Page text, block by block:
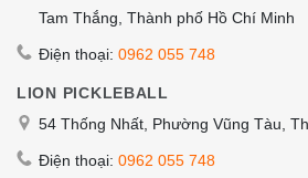
Tam Thắng, Thành phố Hồ Chí Minh
Điện thoại: 0962 055 748
LION PICKLEBALL
54 Thống Nhất, Phường Vũng Tàu,
Điện thoại: 0962 055 748